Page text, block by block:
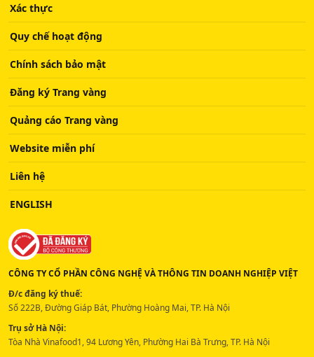
Xác thực
Quy chế hoạt động
Chính sách bảo mật
Đăng ký Trang vàng
Quảng cáo Trang vàng
Website miễn phí
Liên hệ
ENGLISH
CÔNG TY CỔ PHẦN CÔNG NGHỆ VÀ THÔNG TIN DOANH NGHIỆP VIỆT
Đ/c đăng ký thuế:
Số 222B, Đường Giáp Bát, Phường Hoàng Mai, TP. Hà Nội
Trụ sở Hà Nội:
Tòa Nhà Vinafood1, 94 Lương Yên, Phường Hai Bà Trưng, TP. Hà Nội